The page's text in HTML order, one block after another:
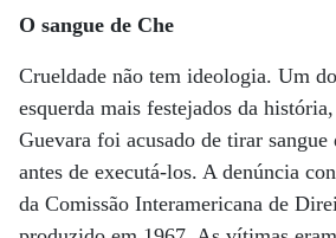
O sangue de Che
Crueldade não tem ideologia. Um
esquerda mais festejados da
Guevara foi acusado de tirar sangue
antes de executá-los. A denúncia
da Comissão Interamericana de